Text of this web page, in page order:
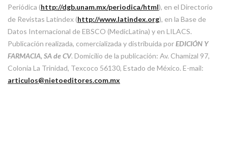
Periódica (http://dgb.unam.mx/periodica/html), en el Directorio
de Revistas Latindex (http://www.latindex.org), en la Base de
Datos Internacional de EBSCO (MedicLatina) y en LILACS.
Publicación realizada, comercializada y distribuida porEDICIÓN Y
FARMACIA, SA de CV. Domicilio de la publicación: Av. Chamizal 97,
Colonia La Trinidad, Texcoco 56130, Estado de México. E-mail:
articulos@nietoeditores.com.mx